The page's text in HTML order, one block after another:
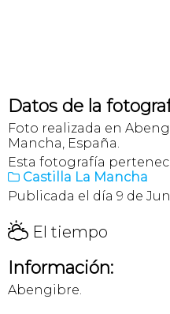
Datos de la
Foto realizada en
Mancha, España.
Esta fotografía
 Castilla La Mancha
Publicada el día 9 de
H El tiempo
Información:
Abengibre.